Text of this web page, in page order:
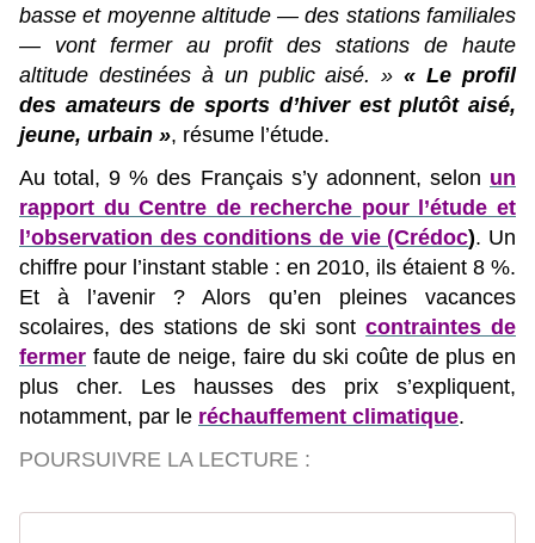
basse et moyenne altitude — des stations familiales
— vont fermer au profit des stations de haute
altitude destinées à un public aisé. » « Le profil
des amateurs de sports d’hiver est plutôt aisé,
jeune, urbain », résume l’étude.
Au total, 9 % des Français s’y adonnent, selon un
rapport du Centre de recherche pour l’étude et
l’observation des conditions de vie (Crédoc). Un
chiffre pour l’instant stable : en 2010, ils étaient 8 %.
Et à l’avenir ? Alors qu’en pleines vacances
scolaires, des stations de ski sontcontraintes de
fermer faute de neige, faire du ski coûte de plus en
plus cher. Les hausses des prix s’expliquent,
notamment, par le réchauffement climatique.
POURSUIVRE LA LECTURE :